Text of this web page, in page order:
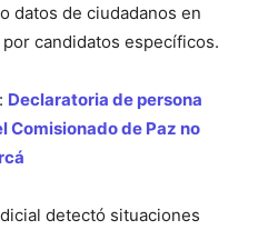
datos de ciudadanos en
candidatos específicos.
Declaratoria de persona
Comisionado de Paz no
detectó situaciones